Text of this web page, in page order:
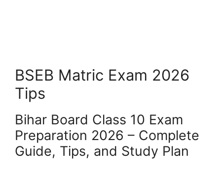
BSEB Matric Exam 2026
Tips
Bihar Board Class 10 Exam
Preparation 2026 – Complete
Guide, Tips, and Study Plan